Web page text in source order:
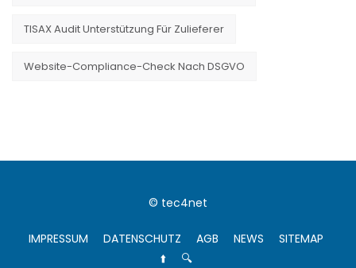
TISAX Audit Unterstützung Für Zulieferer
Website-Compliance-Check Nach DSGVO
© tec4net
IMPRESSUM DATENSCHUTZ AGB NEWS
SITEMAP
⬆️
🔍